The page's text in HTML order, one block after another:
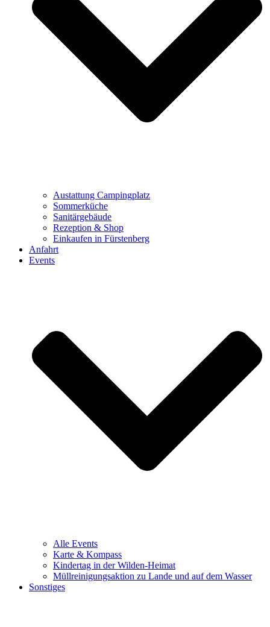
Austattung Campingplatz
Sommerküche
Sanitärgebäude
Rezeption & Shop
Einkaufen in Fürstenberg
Anfahrt
Events
Alle Events
Karte & Kompass
Kindertag in der Wilden-Heimat
Müllreinigungsaktion zu Lande und auf dem Wasser
Sonstiges